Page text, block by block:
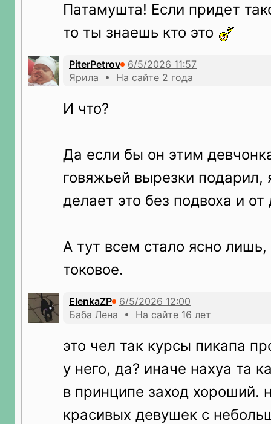
Патамушта! Если придет
то ты знаешь кто это
PiterPetrov
Ярила • На сайте 2 года
И что?
Да если бы он этим
говяжьей вырезки подарил,
делает это без подвоха и
А тут всем стало ясно лишь,
токовое.
ElenkaZP
Баба Лена • На сайте 16 лет
это чел так курсы пикапа
у него, да? иначе нахуа та
в принципе заход хороший.
красивых девушек с